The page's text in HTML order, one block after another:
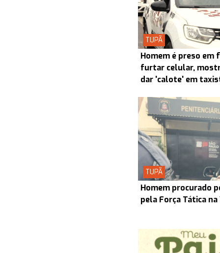
TUPÃ
Homem é preso
furtar celular,
dar 'calote' em
TUPÃ
Homem procurado
pela Força Tática